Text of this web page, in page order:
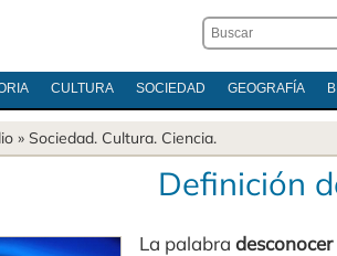
CULTURA SOCIEDAD GEOGRAFÍA
» Sociedad. Cultura. Ciencia.
Definición
La palabra desconocer